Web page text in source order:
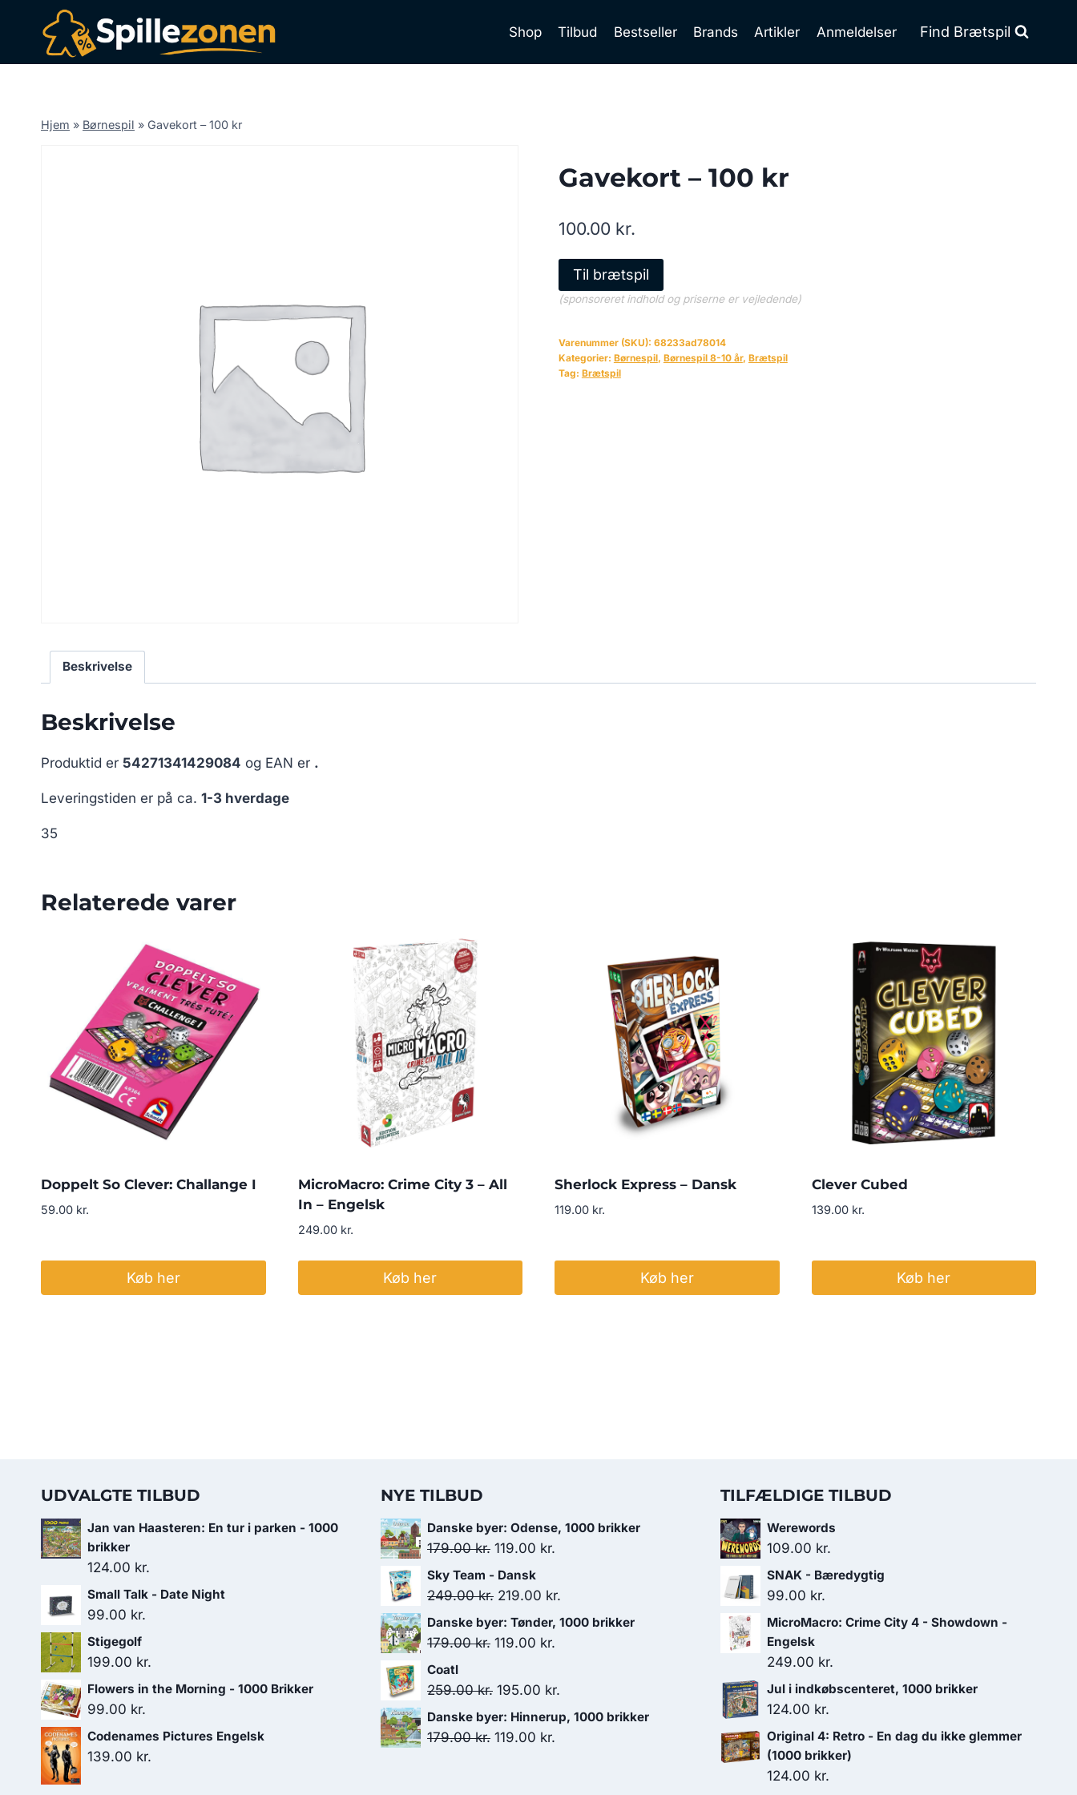
Shop Tilbud Bestseller Brands Artikler Anmeldelser Find Brætspil
Hjem » Børnespil » Gavekort – 100 kr
Gavekort – 100 kr
100.00 kr.
Til brætspil
(sponsoreret indhold og priserne er vejledende)
Varenummer (SKU): 68233ad78014
Kategorier: Børnespil, Børnespil 8-10 år, Brætspil
Tag: Brætspil
Beskrivelse
Beskrivelse
Produktid er 54271341429084 og EAN er .
Leveringstiden er på ca. 1-3 hverdage
35
Relaterede varer
Doppelt So Clever: Challange I
59.00 kr.
Køb her
MicroMacro: Crime City 3 – All
In – Engelsk
249.00 kr.
Køb her
Sherlock Express – Dansk
119.00 kr.
Køb her
Clever Cubed
139.00 kr.
Køb her
UDVALGTE TILBUD
Jan van Haasteren: En tur i parken - 1000
brikker
124.00 kr.
Small Talk - Date Night
99.00 kr.
Stigegolf
199.00 kr.
Flowers in the Morning - 1000 Brikker
99.00 kr.
Codenames Pictures Engelsk
139.00 kr.
NYE TILBUD
Danske byer: Odense, 1000 brikker
179.00kr. Den
oprindelige
pris
179.00 kr..
119.00 kr.
pris
Sky Team - Dansk
249.00kr. Den
oprindelige
pris
249.00 kr..
219.00 kr.
aktuelle
Danske byer: Tønder, 1000 brikker
179.00kr. Den
pris
179.00 kr..
119.00 kr.
pris
119.00 kr..
Coatl
259.00kr. Den
oprindelige
pris
195.00 kr.
aktuelle
Danske byer: Hinnerup, 1000 brikker
179.00kr. Den
119.00 kr.
TILFÆLDIGE TILBUD
Werewords
109.00 kr.
SNAK - Bæredygtig
99.00 kr.
MicroMacro: Crime City 4 - Showdown -
Engelsk
249.00 kr.
Jul i indkøbscenteret, 1000 brikker
124.00 kr.
Original 4: Retro - En dag du ikke glemmer
(1000 brikker)
124.00 kr.